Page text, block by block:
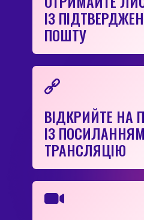
ІЗ
ПОШТУ
ВІДКРИЙТЕ НА
ІЗ
ТРАНСЛЯЦІЮ